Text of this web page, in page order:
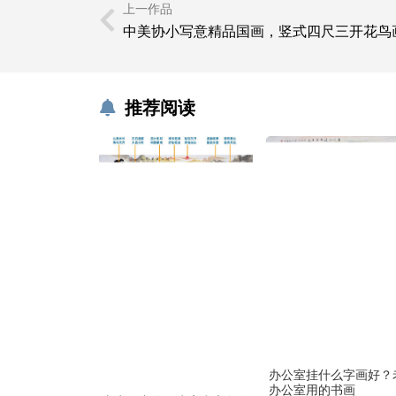
上一作品
中美协小写意精品国画，竖式四尺三开花鸟
推荐阅读
办公室挂什么字画好？
办公室用的书画